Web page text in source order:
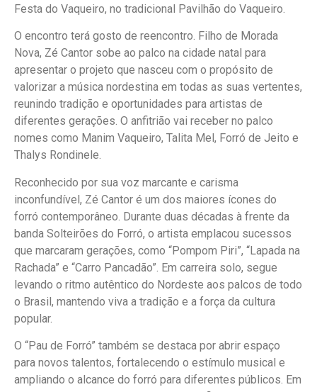
Festa do Vaqueiro, no tradicional Pavilhão do Vaqueiro.
O encontro terá gosto de reencontro. Filho de Morada
Nova, Zé Cantor sobe ao palco na cidade natal para
apresentar o projeto que nasceu com o propósito de
valorizar a música nordestina em todas as suas vertentes,
reunindo tradição e oportunidades para artistas de
diferentes gerações. O anfitrião vai receber no palco
nomes como Manim Vaqueiro, Talita Mel, Forró de Jeito e
Thalys Rondinele.
Reconhecido por sua voz marcante e carisma
inconfundível, Zé Cantor é um dos maiores ícones do
forró contemporâneo. Durante duas décadas à frente da
banda Solteirões do Forró, o artista emplacou sucessos
que marcaram gerações, como “Pompom Piri”, “Lapada na
Rachada” e “Carro Pancadão”. Em carreira solo, segue
levando o ritmo autêntico do Nordeste aos palcos de todo
o Brasil, mantendo viva a tradição e a força da cultura
popular.
O “Pau de Forró” também se destaca por abrir espaço
para novos talentos, fortalecendo o estímulo musical e
ampliando o alcance do forró para diferentes públicos. Em